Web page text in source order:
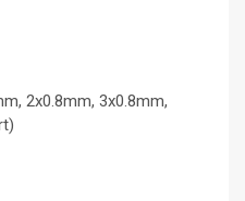
2x0.8mm, 3x0.8mm,